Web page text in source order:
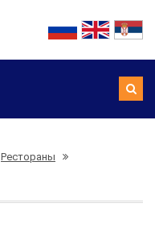
Рестораны